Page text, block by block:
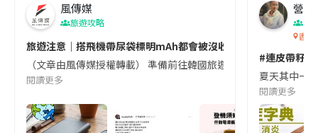
風傳媒
旅遊攻略
旅遊注意｜搭飛機帶尿袋標明mAh都會被沒收😱出發前切記檢查
（文章由風傳媒授權轉載） 準備前往韓國旅遊的民眾，近期要
閱讀更多
營養
香港
#連皮帶籽
夏天其中一
閱讀更多